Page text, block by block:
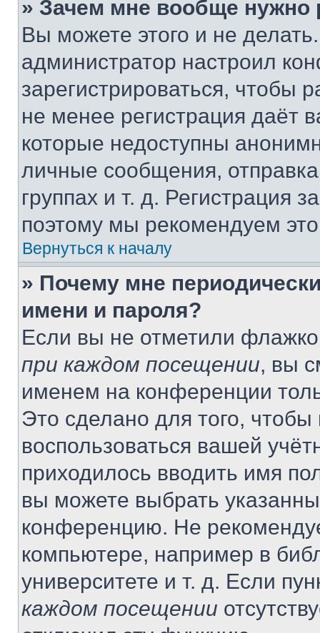
» Зачем мне вообще нужно
Вы можете этого и не
администратор настроил
зарегистрироваться, чтобы
не менее регистрация даёт
которые недоступны
личные сообщения,
группах и т. д. Регистрация
поэтому мы рекомендуем
Вернуться к началу
» Почему мне
имени и пароля?
Если вы не отметили
при каждом посещении, вы
именем на конференции
Это сделано для того, чтобы
воспользоваться вашей
приходилось вводить имя
вы можете выбрать
конференцию. Не
компьютере, например в
университете и т. д. Если
каждом посещении